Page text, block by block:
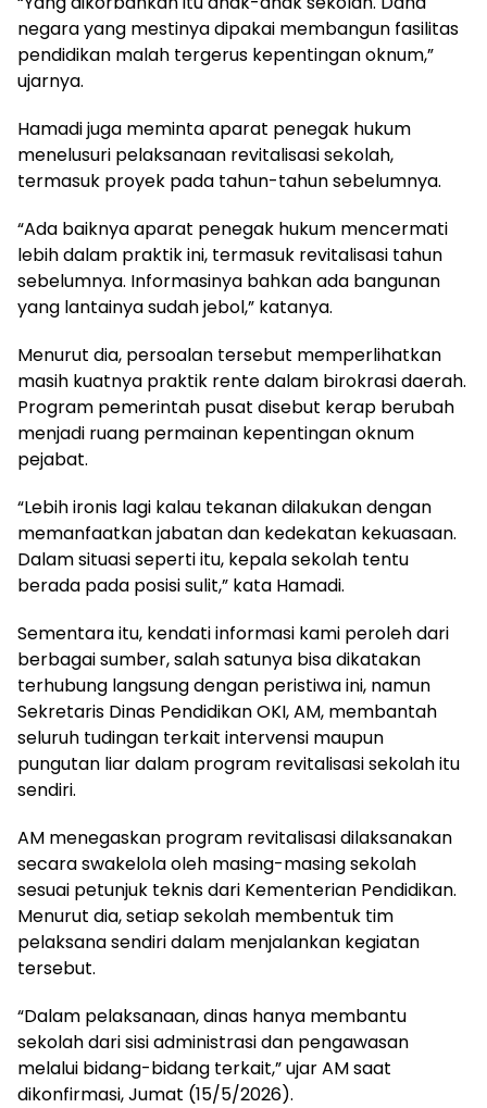
negara yang mestinya dipakai membangun fasilitas
pendidikan malah tergerus kepentingan oknum,”
ujarnya.
Hamadi juga meminta aparat penegak hukum
menelusuri pelaksanaan revitalisasi sekolah,
termasuk proyek pada tahun-tahun sebelumnya.
“Ada baiknya aparat penegak hukum mencermati
lebih dalam praktik ini, termasuk revitalisasi tahun
sebelumnya. Informasinya bahkan ada bangunan
yang lantainya sudah jebol,” katanya.
Menurut dia, persoalan tersebut memperlihatkan
masih kuatnya praktik rente dalam birokrasi daerah.
Program pemerintah pusat disebut kerap berubah
menjadi ruang permainan kepentingan oknum
pejabat.
“Lebih ironis lagi kalau tekanan dilakukan dengan
memanfaatkan jabatan dan kedekatan kekuasaan.
Dalam situasi seperti itu, kepala sekolah tentu
berada pada posisi sulit,” kata Hamadi.
Sementara itu, kendati informasi kami peroleh dari
berbagai sumber, salah satunya bisa dikatakan
terhubung langsung dengan peristiwa ini, namun
Sekretaris Dinas Pendidikan OKI, AM, membantah
seluruh tudingan terkait intervensi maupun
pungutan liar dalam program revitalisasi sekolah itu
sendiri.
AM menegaskan program revitalisasi dilaksanakan
secara swakelola oleh masing-masing sekolah
sesuai petunjuk teknis dari Kementerian Pendidikan.
Menurut dia, setiap sekolah membentuk tim
pelaksana sendiri dalam menjalankan kegiatan
tersebut.
“Dalam pelaksanaan, dinas hanya membantu
sekolah dari sisi administrasi dan pengawasan
melalui bidang-bidang terkait,” ujar AM saat
dikonfirmasi, Jumat (15/5/2026).